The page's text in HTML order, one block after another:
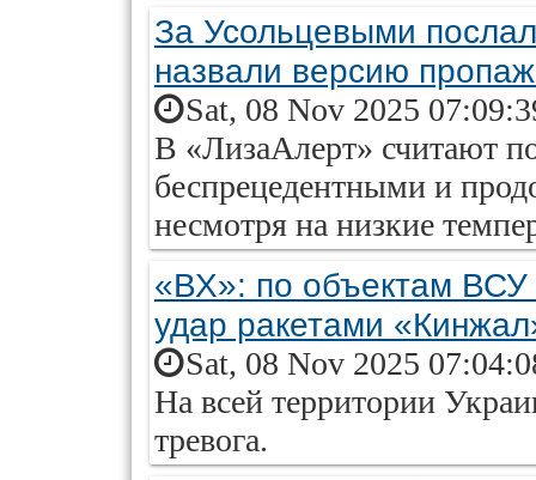
За Усольцевыми
назвали версию
Sat, 08 Nov 2025
В «ЛизаАлерт» считают
беспрецедентными и
несмотря на низкие
«ВХ»: по объектам
удар ракетами
Sat, 08 Nov 2025
На всей территории
тревога.